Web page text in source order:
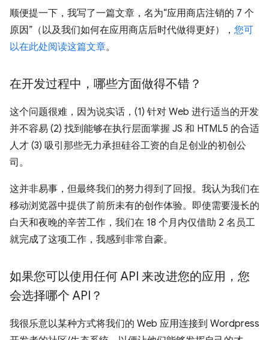
顺便提一下，我写了一篇文章，名为“应用商店注销的 7 个
原因”（以及我们如何在应用商店后时代做得更好）， 您可
以在此处阅读这篇文章。
在开发过程中，哪些方面做得不错？
这个问题很难，因为说实话，(1) 针对 Web 进行适当的开发
并不容易 (2) 找到能够在执行层面掌握 JS 和 HTML5 的合适
人才 (3) 吸引那些无力承担硅谷工资的自足创业的初创公
司。
这并非易事，但最终我们的努力得到了回报。我认为我们在
移动浏览器中提供了前所未有的创作体验。即使需要漫长的
白天和夜晚的辛苦工作，我们在 18 个月内仅借助 2 名员工
就完成了这项工作，我感到非常自豪。
如果您可以使用任何 API 来改进您的应用，您
会选择哪个 API？
我很乐意以某种方式将我们的 Web 应用连接到 Wordpress